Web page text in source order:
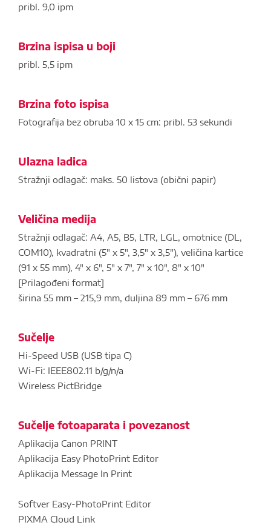
pribl. 9,0 ipm
Brzina ispisa u boji
pribl. 5,5 ipm
Brzina foto ispisa
Fotografija bez obruba 10 x 15 cm: pribl. 53 sekundi
Ulazna ladica
Stražnji odlagač: maks. 50 listova (obični papir)
Veličina medija
Stražnji odlagač: A4, A5, B5, LTR, LGL, omotnice (DL,
COM10), kvadratni (5" x 5", 3,5" x 3,5"), veličina kartice
(91 x 55 mm), 4" x 6", 5" x 7", 7" x 10", 8" x 10"
[Prilagođeni format]
širina 55 mm – 215,9 mm, duljina 89 mm – 676 mm
Sučelje
Hi-Speed USB (USB tipa C)
Wi-Fi: IEEE802.11 b/g/n/a
Wireless PictBridge
Sučelje fotoaparata i povezanost
Aplikacija Canon PRINT
Aplikacija Easy PhotoPrint Editor
Aplikacija Message In Print
Softver Easy-PhotoPrint Editor
PIXMA Cloud Link